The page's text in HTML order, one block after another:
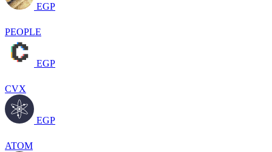
EGP
PEOPLE
EGP
CVX
EGP
ATOM